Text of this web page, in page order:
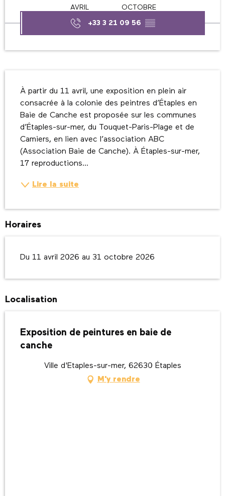
AVRIL OCTOBRE
+33 3 21 09 56 ▒▒
À partir du 11 avril, une exposition en plein air
consacrée à la colonie des peintres d’Étaples en
Baie de Canche est proposée sur les communes
d’Étaples-sur-mer, du Touquet-Paris-Plage et de
Camiers, en lien avec l’association ABC
(Association Baie de Canche). À Étaples-sur-mer,
17 reproductions...
Lire la suite
Horaires
Du 11 avril 2026 au 31 octobre 2026
Localisation
Exposition de peintures en baie de
canche
Ville d'Etaples-sur-mer, 62630 Étaples
M'y rendre